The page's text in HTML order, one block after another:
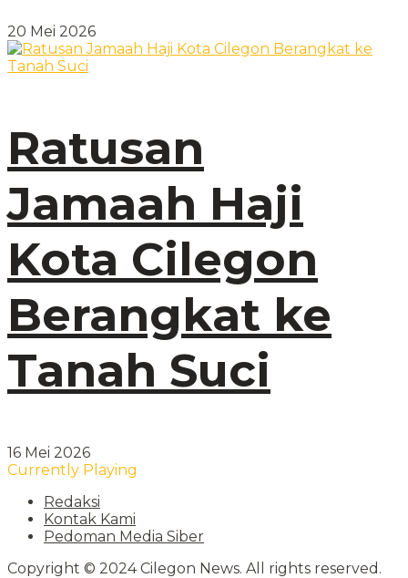
20 Mei 2026
Ratusan
Jamaah Haji
Kota Cilegon
Berangkat ke
Tanah Suci
16 Mei 2026
Currently Playing
Redaksi
Kontak Kami
Pedoman Media Siber
Copyright © 2024 Cilegon News. All rights reserved.